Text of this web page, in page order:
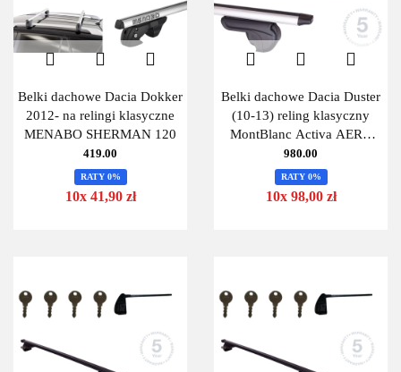
Belki dachowe Dacia Dokker
2012- na relingi klasyczne
MENABO SHERMAN 120
419.00
RATY 0%
10x 41,90 zł
Belki dachowe Dacia Duster
(10-13) reling klasyczny
MontBlanc Activa AERO
125
980.00
RATY 0%
10x 98,00 zł